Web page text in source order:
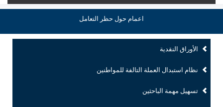
اعمام حول حظر التعامل
الأوراق النقدية
نظام استبدال العملة التالفة للمواطنين
تسهيل مهمة الباحثين